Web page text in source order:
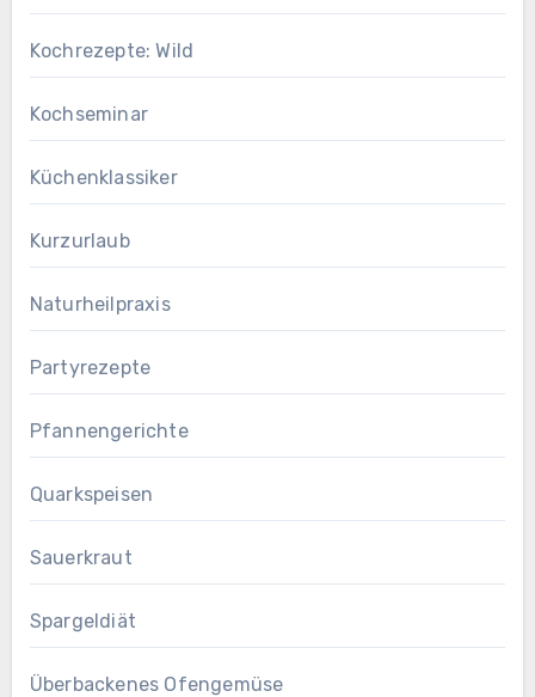
Kochrezepte: Wild
Kochseminar
Küchenklassiker
Kurzurlaub
Naturheilpraxis
Partyrezepte
Pfannengerichte
Quarkspeisen
Sauerkraut
Spargeldiät
Überbackenes Ofengemüse